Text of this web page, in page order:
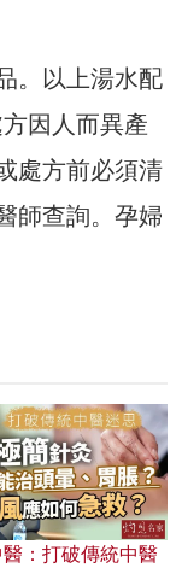
。以上湯水配
因人而異產
處方前必須清
師查詢。孕婦
：打破傳統中醫